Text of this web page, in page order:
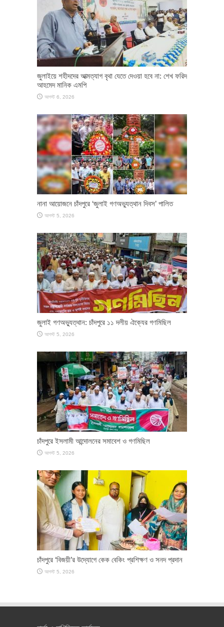
জুলাইয়ে শহীদদের আত্মত্যাগ বৃথা যেতে দেওয়া হবে না: শেখ ফরিদ
আহমেদ মানিক এমপি
আগস্ট 6, 2026
নানা আয়োজনে চাঁদপুরে ‘জুলাই গণঅভ্যুত্থান দিবস’ পালিত
আগস্ট 5, 2026
জুলাই গণঅভ্যুত্থান: চাঁদপুরে ১১ দলীয় ঐক্যের গণমিছিল
আগস্ট 5, 2026
চাঁদপুরে ইসলামী আন্দোলনের সমাবেশ ও গণমিছিল
আগস্ট 5, 2026
চাঁদপুরে ‘বিজয়ী’র উদ্যোগে কেক বেকিং প্রশিক্ষণ ও সনদ প্রদান
আগস্ট 5, 2026